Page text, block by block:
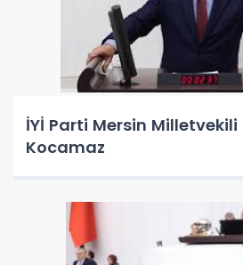
İYİ Parti Mersin
Kocamaz